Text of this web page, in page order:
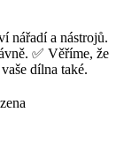
nářadí a nástrojů.
✅ Věříme, že
dílna také.